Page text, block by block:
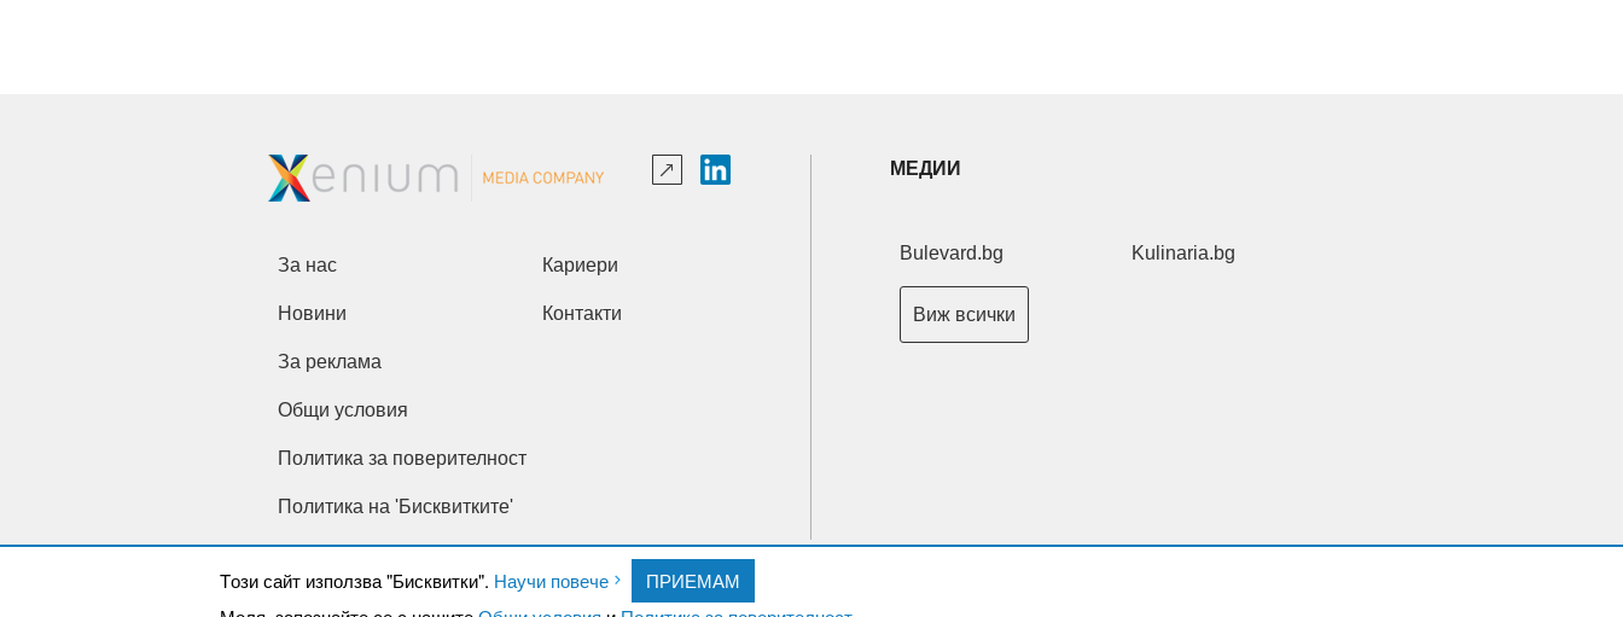
Tози сайт използва "Бисквитки". Научи повече
ПРИЕМАМ
За нас Кариери
Новини Контакти
За реклама
Общи условия
Политика за поверителност
Политика на 'Бисквитките'
МЕДИИ
Bulevard.bg Kulinaria.bg
Виж всички
Copyright © 2026 Ксениум ООД. Всички права запазени.
XeniumCompany.com